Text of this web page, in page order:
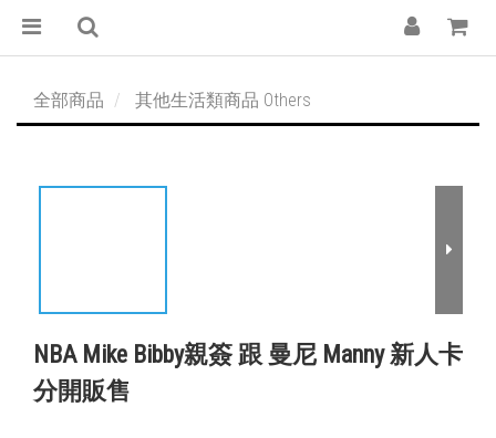
全部商品 其他生活類商品 Others
NBA Mike Bibby親簽 跟 曼尼 Manny 新人卡
分開販售